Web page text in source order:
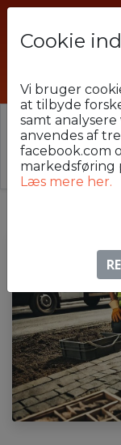
⚠️
Stillingen er
Cookie
Vi bruger
at tilbyde
samt analysere
anvendes af
facebook.com
markedsføring
Læs mere her.